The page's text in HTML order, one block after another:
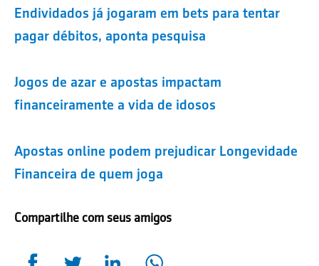
Endividados já jogaram em bets para tentar
pagar débitos, aponta pesquisa
Jogos de azar e apostas impactam
financeiramente a vida de idosos
Apostas online podem prejudicar Longevidade
Financeira de quem joga
Compartilhe com seus amigos